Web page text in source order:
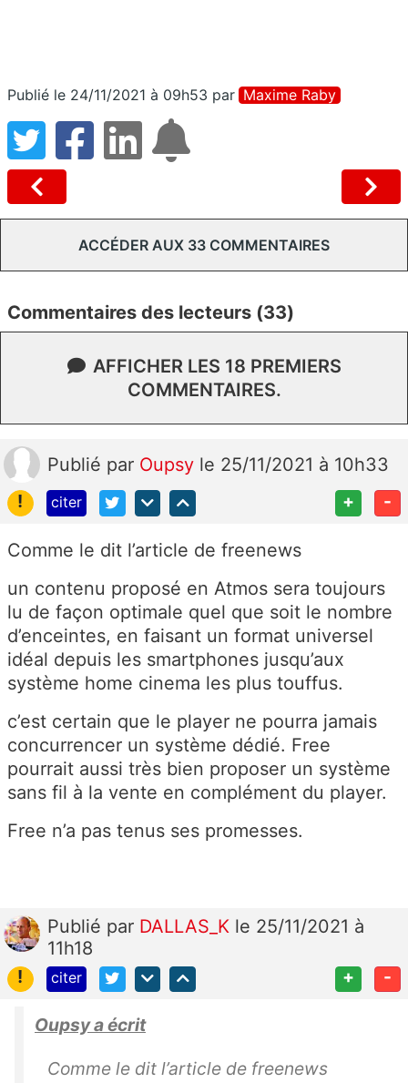
Publié le 24/11/2021 à 09h53 par Maxime Raby
ACCÉDER AUX 33 COMMENTAIRES
Commentaires des lecteurs (33)
AFFICHER LES 18 PREMIERS
COMMENTAIRES.
Publié par Oupsy le 25/11/2021 à 10h33
!
citer + -
Comme le dit l’article de freenews
un contenu proposé en Atmos sera toujours
lu de façon optimale quel que soit le nombre
d’enceintes, en faisant un format universel
idéal depuis les smartphones jusqu’aux
système home cinema les plus touffus.
c’est certain que le player ne pourra jamais
concurrencer un système dédié. Free
pourrait aussi très bien proposer un système
sans fil à la vente en complément du player.
Free n’a pas tenus ses promesses.
Publié par DALLAS_K le 25/11/2021 à
11h18
!
citer + -
Oupsy a écrit
Comme le dit l’article de freenews